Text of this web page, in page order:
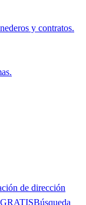
y contratos.
de dirección
GRATISBúsqueda